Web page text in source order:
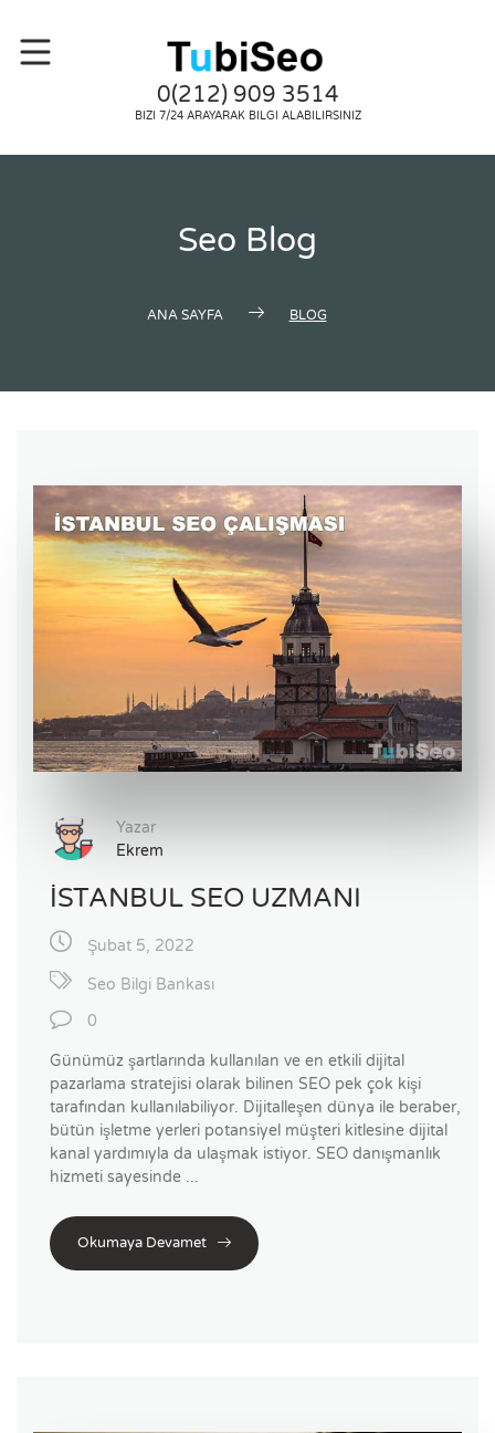
0(212) 909 3514
BIZI 7/24 ARAYARAK BILGI ALABILIRSINIZ
Seo Blog
ANA SAYFA BLOG
Yazar
Ekrem
İSTANBUL SEO UZMANI
Şubat 5, 2022
Seo Bilgi Bankası
0
Günümüz şartlarında kullanılan ve en etkili dijital
pazarlama stratejisi olarak bilinen SEO pek çok kişi
tarafından kullanılabiliyor. Dijitalleşen dünya ile beraber,
bütün işletme yerleri potansiyel müşteri kitlesine dijital
kanal yardımıyla da ulaşmak istiyor. SEO danışmanlık
hizmeti sayesinde ...
Okumaya Devamet